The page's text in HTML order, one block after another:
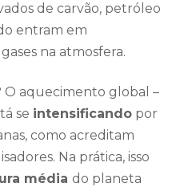
de carvão, petróleo
entram em
na atmosfera.
O aquecimento global –
se intensificando por
como acreditam
Na prática, isso
média do planeta